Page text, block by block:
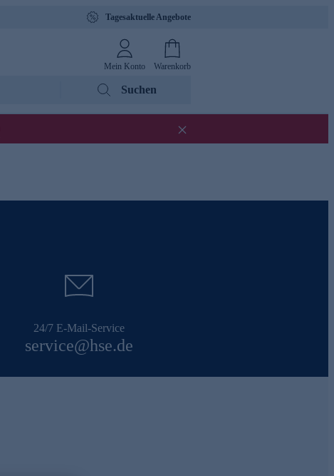
Tagesaktuelle Angebote
Mein Konto Warenkorb
Suchen
24/7 E-Mail-Service
service@hse.de